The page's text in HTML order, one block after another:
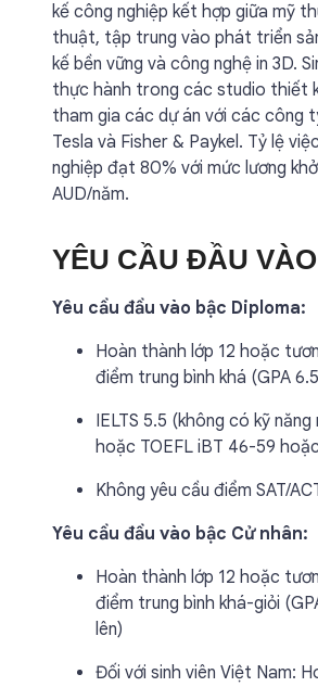
kế công nghiệp kết hợp giữa mỹ
thuật, tập trung vào phát triển
kế bền vững và công nghệ in 3D.
thực hành trong các studio thiết
tham gia các dự án với các công
Tesla và Fisher & Paykel. Tỷ lệ
nghiệp đạt 80% với mức lương
AUD/năm.
YÊU CẦU ĐẦU VÀO
Yêu cầu đầu vào bậc Diploma:
Hoàn thành lớp 12 hoặc
điểm trung bình khá (GPA
IELTS 5.5 (không có kỹ
hoặc TOEFL iBT 46-59
Không yêu cầu điểm SAT/
Yêu cầu đầu vào bậc Cử nhân:
Hoàn thành lớp 12 hoặc
điểm trung bình khá-giỏi
lên)
Đối với sinh viên Việt Nam: